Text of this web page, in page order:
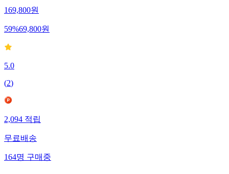
169,800원
59%69,800원
5.0
(2)
2,094적립
무료배송
164명구매중